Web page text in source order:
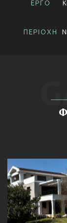
ΕΡΓΟ
ΠΕΡΙΟΧΗ